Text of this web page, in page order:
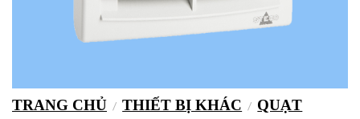
TRANG CHỦ / THIẾT BỊ KHÁC / QUẠT